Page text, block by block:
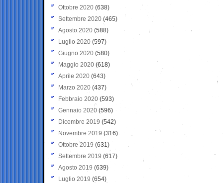
Ottobre 2020 (638)
Settembre 2020(465)
Agosto 2020 (588)
Luglio 2020 (597)
Giugno 2020 (580)
Maggio 2020 (618)
Aprile 2020 (643)
Marzo 2020 (437)
Febbraio 2020 (593)
Gennaio 2020 (596)
Dicembre 2019 (542)
Novembre 2019 (316)
Ottobre 2019 (631)
Settembre 2019 (617)
Agosto 2019 (639)
Luglio 2019 (654)